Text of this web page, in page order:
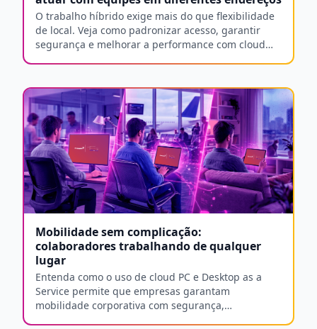
O trabalho híbrido exige mais do que flexibilidade
de local. Veja como padronizar acesso, garantir
segurança e melhorar a performance com cloud
Mobilidade sem complicação:
colaboradores trabalhando de qualquer
lugar
Entenda como o uso de cloud PC e Desktop as a
Service permite que empresas garantam
mobilidade corporativa com segurança,